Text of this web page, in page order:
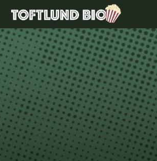
Toftlund Biograf